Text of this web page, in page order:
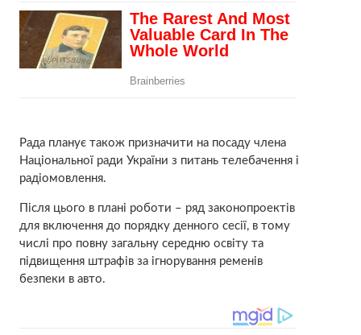
Рада планує також призначити на посаду члена
Національної ради України з питань телебачення і
радіомовлення.
Після цього в плані роботи – ряд законопроектів
для включення до порядку денного сесії, в тому
числі про повну загальну середню освіту та
підвищення штрафів за ігнорування ременів
безпеки в авто.